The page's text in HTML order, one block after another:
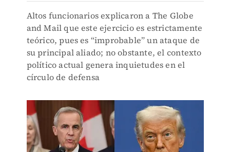
Altos funcionarios explicaron a The Globe
and Mail que este ejercicio es estrictamente
teórico, pues es “improbable” un ataque de
su principal aliado; no obstante, el contexto
político actual genera inquietudes en el
círculo de defensa